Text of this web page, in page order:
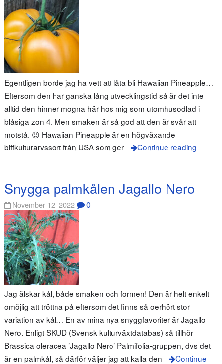
Egentligen borde jag ha vett att låta bli Hawaiian Pineapple…
Eftersom den har ganska lång utvecklingstid så är det inte
alltid den hinner mogna här hos mig som utomhusodlad i
blåsiga zon 4. Men smaken är så god att den är svår att
motstå. 😉 Hawaiian Pineapple är en högväxande
biffkulturarvssort från USA som ger
Continue reading
Snygga palmkålen Jagallo Nero
November 12, 2022 0
Jag älskar kål, både smaken och formen! Den är helt enkelt
omöjlig att tröttna på eftersom det finns så oerhört stor
variation av kål… En av mina nya snyggfavoriter är Jagallo
Nero. Enligt SKUD (Svensk kulturväxtdatabas) så tillhör
Brassica oleracea ’Jagallo Nero’ Palmifolia-gruppen, dvs det
är en palmkål, så därför väljer jag att kalla den
Continue